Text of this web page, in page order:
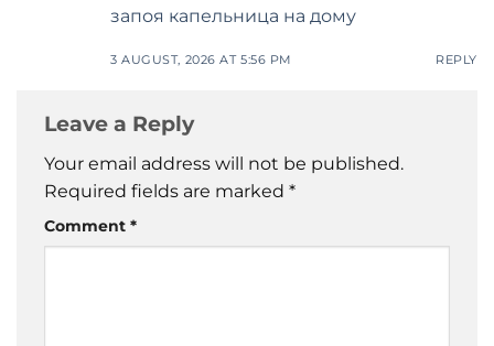
запоя капельница на дому
3 AUGUST, 2026 AT 5:56 PM REPLY
Leave a Reply
Your email address will not be published.
Required fields are marked *
Comment *